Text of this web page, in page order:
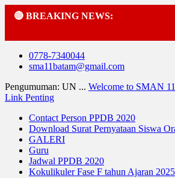
🔴 BREAKING NEWS:
Skip
0778-7340044
sma11batam@gmail.com
Pengumuman: UN ... Welcome to SMAN
Link Penting
Contact Person PPDB 2020
Download Surat Pernyataan Siswa
GALERI
Guru
Jadwal PPDB 2020
Kokulikuler Fase F tahun Ajaran